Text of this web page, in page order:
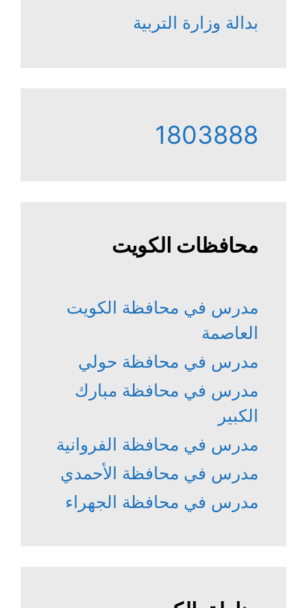
بدالة وزارة التربية
1803888
محافظات الكويت
مدرس في محافظة الكويت
العاصمة
مدرس في محافظة حولي
مدرس في محافظة مبارك
الكبير
مدرس في محافظة الفروانية
مدرس في محافظة الأحمدي
مدرس في محافظة الجهراء